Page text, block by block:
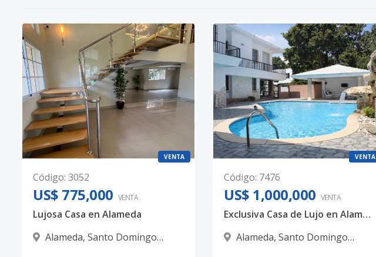
VENTA
Código: 3052
US$ 775,000 VENTA
Lujosa Casa en Alameda
Alameda, Santo Domingo
VENTA
Código: 7476
US$ 1,000,000 VENTA
Exclusiva Casa de Lujo en Alameda Este | Piscina y 1,663 m² de Terreno
Alameda, Santo Domingo